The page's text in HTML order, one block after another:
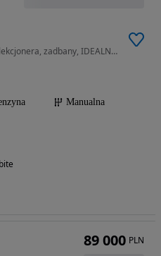
6417 cm3 • 492 KM • 6,4 SRT od kolekcjonera, zadbany, IDEALNY, bez wkładu, OKAZJA!!
Manualna
89 000 PLN